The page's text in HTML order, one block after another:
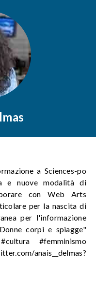
a Sciences-po
e nuove modalità di
con Web Arts
per la nascita di
per l'informazione
corpi e spiagge"
#femminismo
anais__delmas?